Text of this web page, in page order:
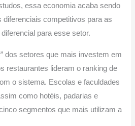
essa economia acaba sendo
diferenciais competitivos para as
para esse setor.
dos setores que mais investem em
restaurantes lideram o ranking de
o sistema. Escolas e faculdades
como hotéis, padarias e
segmentos que mais utilizam a